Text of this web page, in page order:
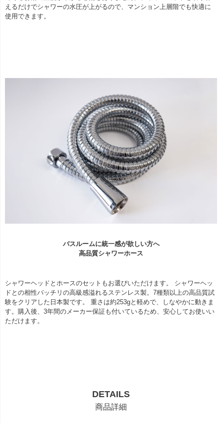
えるだけでシャワーの水圧が上がるので、マンション上層階でも快適に
使用できます。
バスルームに統一感が欲しい方へ
高品質シャワーホース
シャワーヘッドとホースのセットもお選びいただけます。 シャワーヘッ
ドとの相性バッチリの高級感溢れるステンレス製。7種類以上の高品質試
験をクリアした日本製です。 重さは約253gと軽めで、しなやかに動きま
す。購入後、3年間のメーカー保証も付いているため、安心してお使いい
ただけます。
DETAILS
商品詳細